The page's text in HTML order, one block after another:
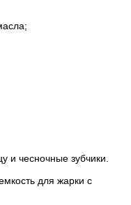
и чесночные зубчики.
для жарки с